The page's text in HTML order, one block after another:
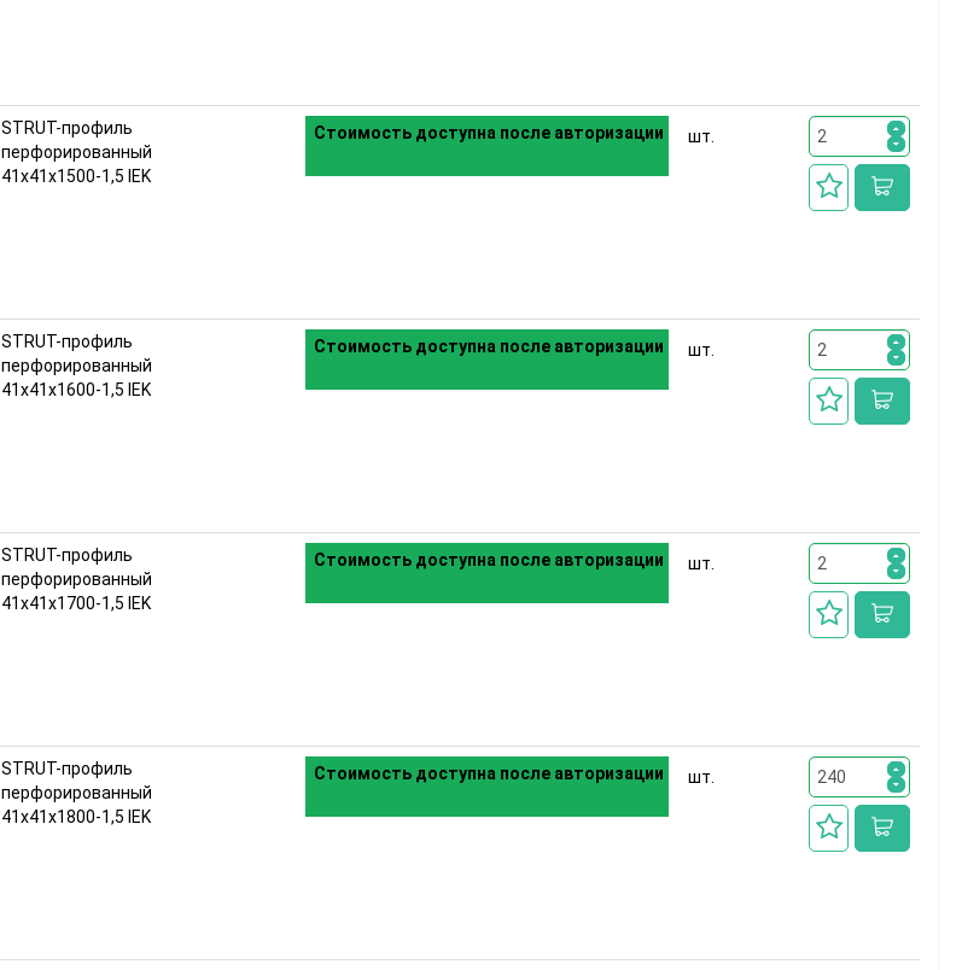
STRUT-профиль
перфорированный
41x41х1500-1,5 IEK
Стоимость доступна после авторизации шт.
STRUT-профиль
перфорированный
41x41х1600-1,5 IEK
Стоимость доступна после авторизации шт.
STRUT-профиль
перфорированный
41x41х1700-1,5 IEK
Стоимость доступна после авторизации шт.
STRUT-профиль
перфорированный
41x41х1800-1,5 IEK
Стоимость доступна после авторизации шт.